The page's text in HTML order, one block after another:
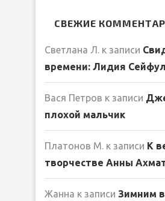
СВЕЖИЕ
Светлана Л. к записи
времени: Лидия
Вася Петров к записи
плохой мальчик
Платонов М. к записи К
творчестве Анны
Жанна к записи Зимним